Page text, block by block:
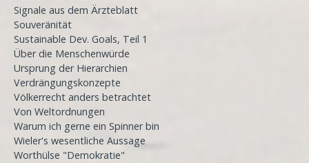
Signale aus dem Ärzteblatt
Souveränität
Sustainable Dev. Goals, Teil 1
Über die Menschenwürde
Ursprung der Hierarchien
Verdrängungskonzepte
Völkerrecht anders betrachtet
Von Weltordnungen
Warum ich gerne ein Spinner bin
Wieler's wesentliche Aussage
Worthülse "Demokratie"